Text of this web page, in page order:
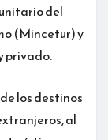
del
(Mincetur) y
privado.
los destinos
al